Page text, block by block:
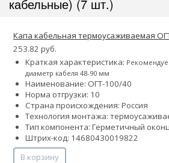
кабельные) (7 шт.)
Капа кабельная термоусаживаемая
253.82 руб.
Краткая характеристика:
диаметр кабеля 48-90 мм
Наименование: ОГТ-100/40
Норма отгрузки: 10
Страна происхождения: Россия
Технология монтажа:
Тип компонента: Герметичный
Штрих-код: 14680430019822
В корзину